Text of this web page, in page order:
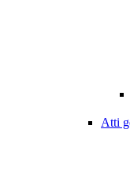
Atti